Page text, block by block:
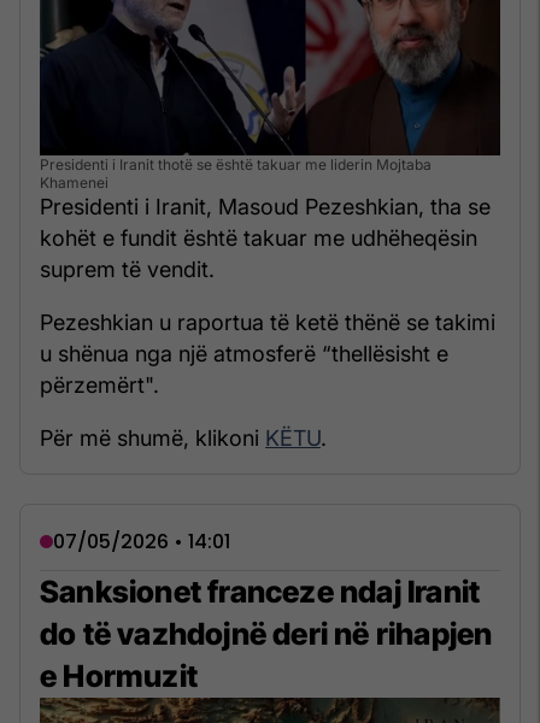
Presidenti i Iranit thotë se është takuar me liderin Mojtaba
Khamenei
Presidenti i Iranit, Masoud Pezeshkian, tha se
kohët e fundit është takuar me udhëheqësin
suprem të vendit.
Pezeshkian u raportua të ketë thënë se takimi
u shënua nga një atmosferë “thellësisht e
përzemërt".
Për më shumë, klikoni KËTU.
07/05/2026 • 14:01
Sanksionet franceze ndaj Iranit
do të vazhdojnë deri në rihapjen
e Hormuzit